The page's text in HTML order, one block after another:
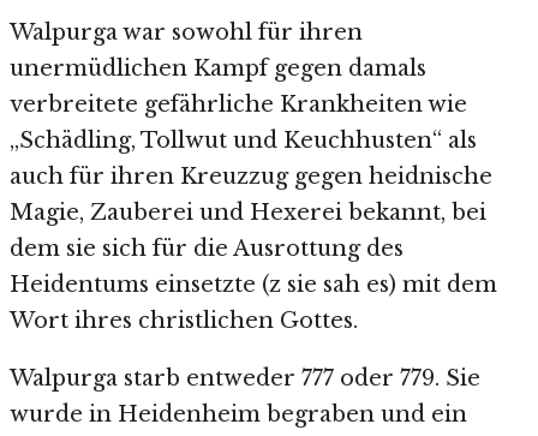
Walpurga war sowohl für ihren
unermüdlichen Kampf gegen damals
verbreitete gefährliche Krankheiten wie
„Schädling, Tollwut und Keuchhusten“ als
auch für ihren Kreuzzug gegen heidnische
Magie, Zauberei und Hexerei bekannt, bei
dem sie sich für die Ausrottung des
Heidentums einsetzte (z sie sah es) mit dem
Wort ihres christlichen Gottes.
Walpurga starb entweder 777 oder 779. Sie
wurde in Heidenheim begraben und ein